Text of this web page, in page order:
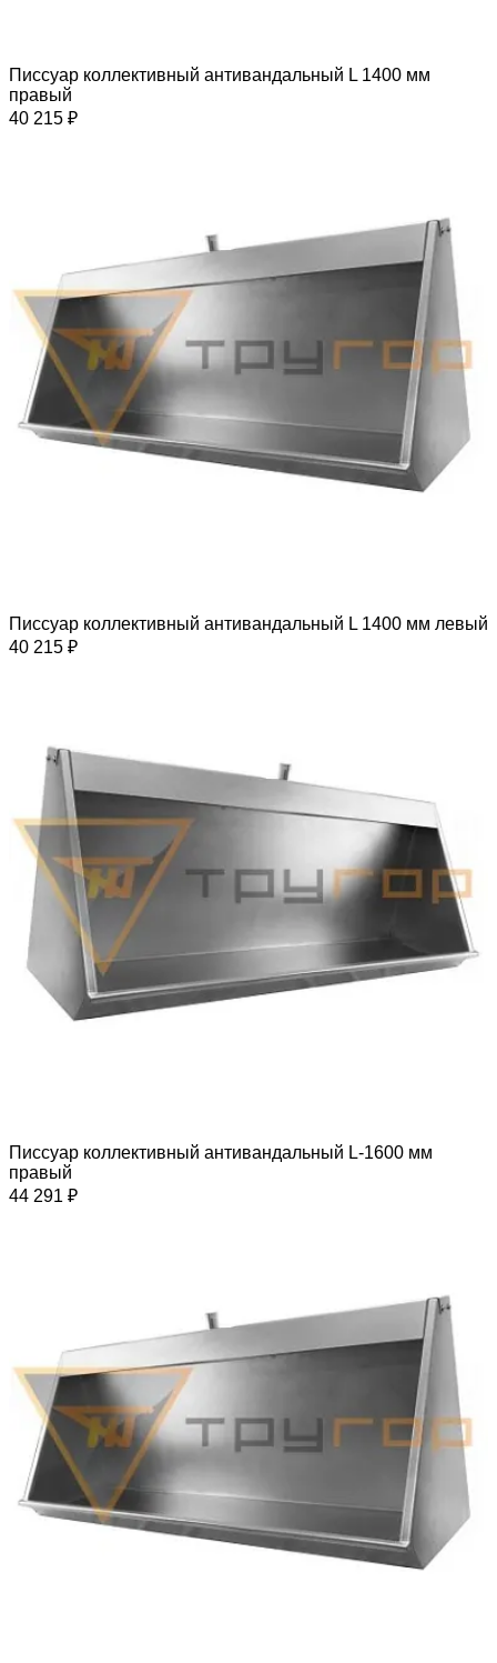
Писсуар коллективный антивандальный L 1400 мм
правый
40 215 ₽
Писсуар коллективный антивандальный L 1400 мм левый
40 215 ₽
Писсуар коллективный антивандальный L-1600 мм
правый
44 291 ₽